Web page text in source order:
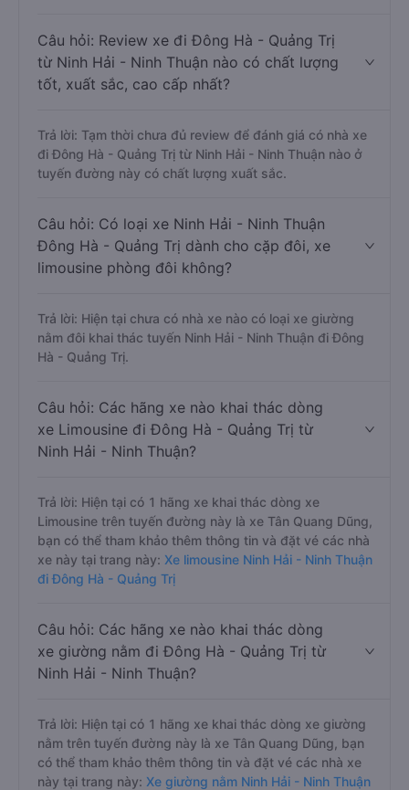
Câu hỏi: Review xe đi Đông Hà - Quảng Trị
từ Ninh Hải - Ninh Thuận nào có chất lượng
tốt, xuất sắc, cao cấp nhất?
Trả lời: Tạm thời chưa đủ review để đánh giá có nhà xe
đi Đông Hà - Quảng Trị từ Ninh Hải - Ninh Thuận nào ở
tuyến đường này có chất lượng xuất sắc.
Câu hỏi: Có loại xe Ninh Hải - Ninh Thuận
Đông Hà - Quảng Trị dành cho cặp đôi, xe
limousine phòng đôi không?
Trả lời: Hiện tại chưa có nhà xe nào có loại xe giường
nằm đôi khai thác tuyến Ninh Hải - Ninh Thuận đi Đông
Hà - Quảng Trị.
Câu hỏi: Các hãng xe nào khai thác dòng
xe Limousine đi Đông Hà - Quảng Trị từ
Ninh Hải - Ninh Thuận?
Trả lời: Hiện tại có 1 hãng xe khai thác dòng xe
Limousine trên tuyến đường này là xe Tân Quang Dũng,
bạn có thể tham khảo thêm thông tin và đặt vé các nhà
xe này tại trang này: Xe limousine Ninh Hải - Ninh Thuận
đi Đông Hà - Quảng Trị
Câu hỏi: Các hãng xe nào khai thác dòng
xe giường nằm đi Đông Hà - Quảng Trị từ
Ninh Hải - Ninh Thuận?
Trả lời: Hiện tại có 1 hãng xe khai thác dòng xe giường
nằm trên tuyến đường này là xe Tân Quang Dũng, bạn
có thể tham khảo thêm thông tin và đặt vé các nhà xe
này tại trang này: Xe giường nằm Ninh Hải - Ninh Thuận